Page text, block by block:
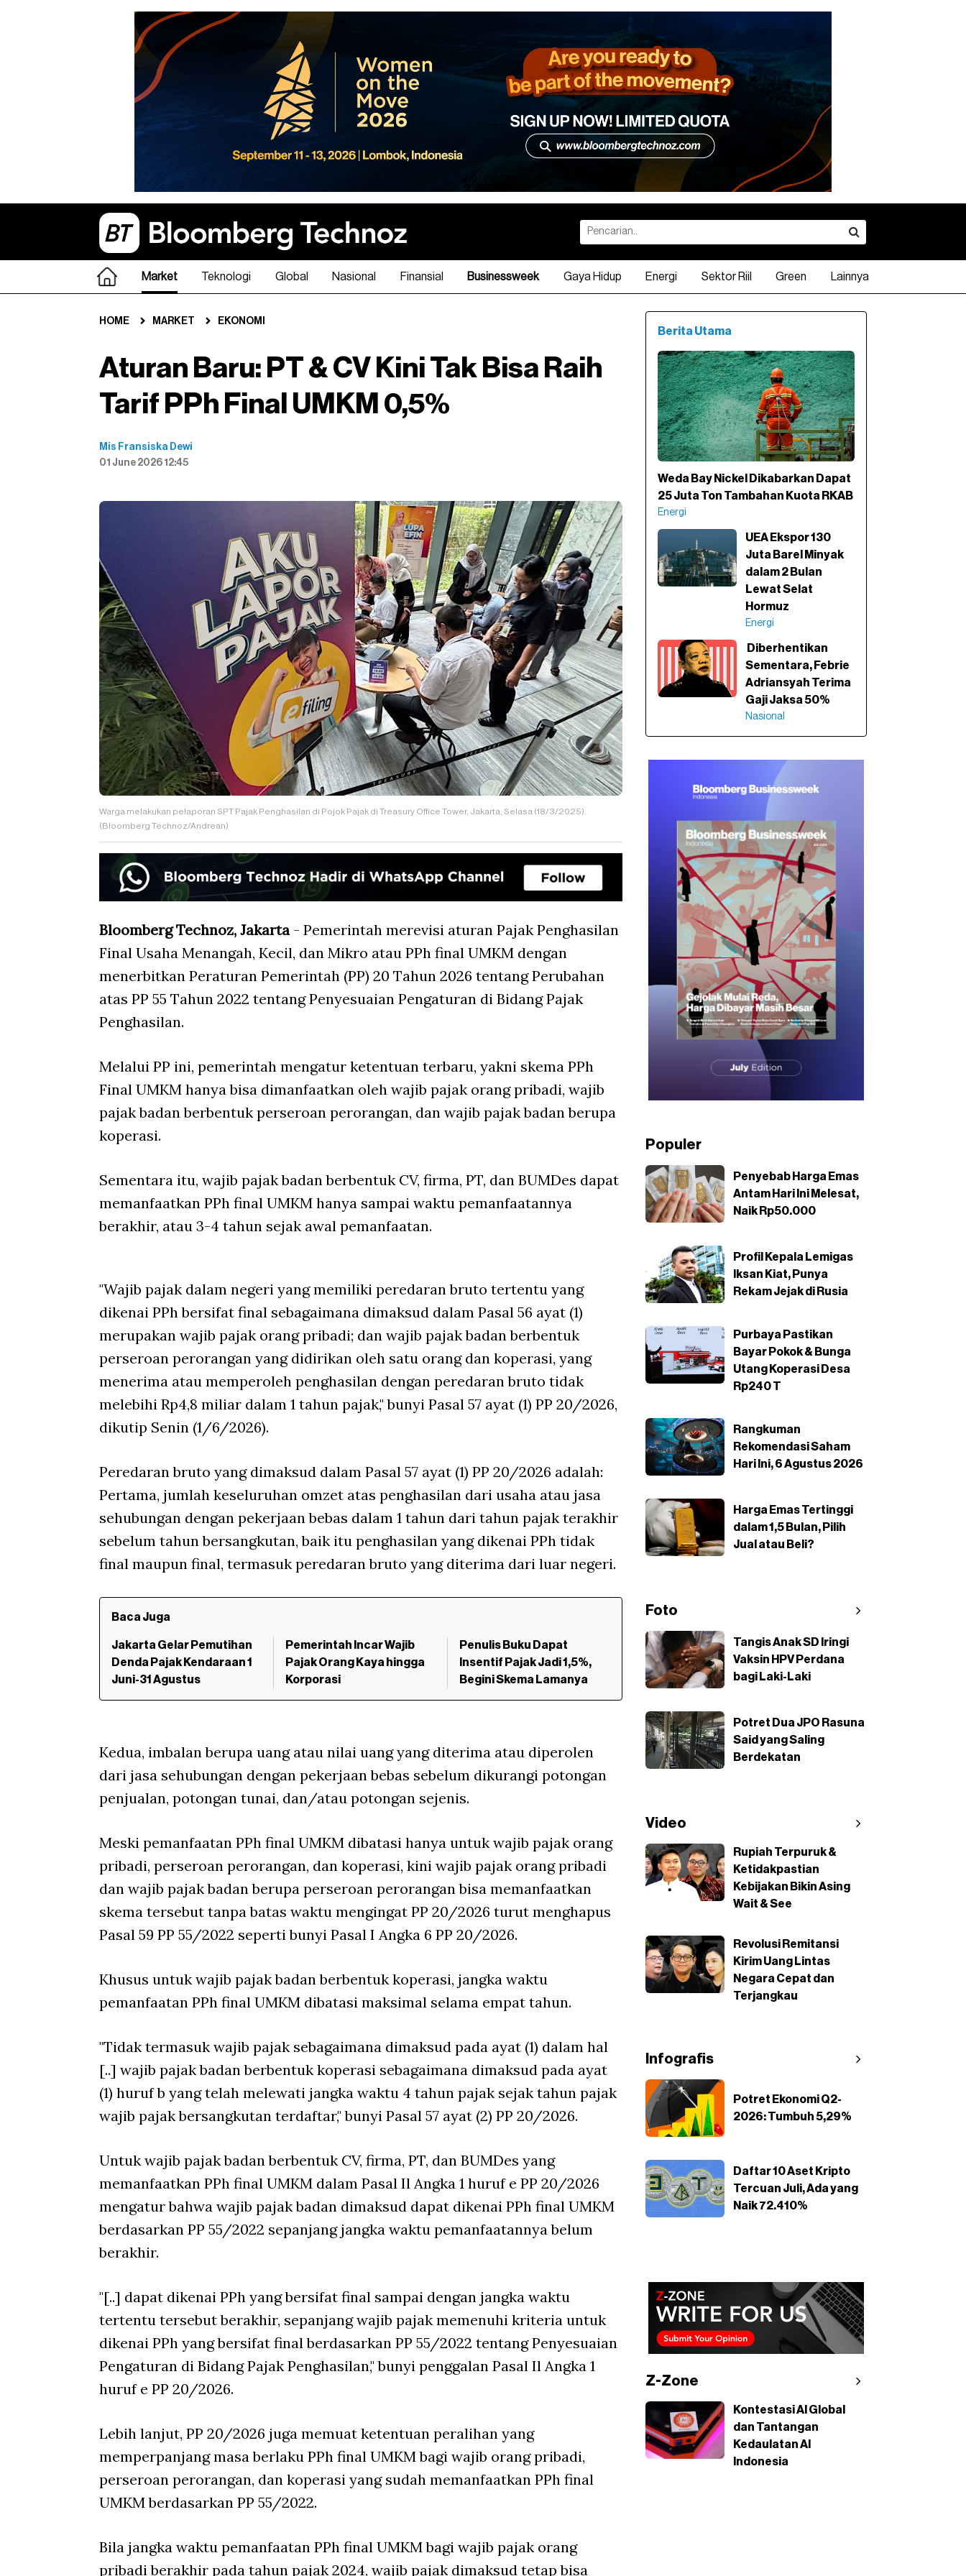
Market Teknologi Global Nasional Finansial Businessweek Gaya Hidup Energi Sektor Riil Green Lainnya
HOME MARKET EKONOMI
Aturan Baru: PT & CV Kini Tak Bisa Raih
Tarif PPh Final UMKM 0,5%
Mis Fransiska Dewi
01 June 2026 12:45
Warga melakukan pelaporan SPT Pajak Penghasilan di Pojok Pajak di Treasury Office Tower, Jakarta, Selasa (18/3/2025).
(Bloomberg Technoz/Andrean)
Bloomberg Technoz, Jakarta- Pemerintah merevisi aturan Pajak Penghasilan
Final Usaha Menangah, Kecil, dan Mikro atau PPh final UMKM dengan
menerbitkan Peraturan Pemerintah (PP) 20 Tahun 2026 tentang Perubahan
atas PP 55 Tahun 2022 tentang Penyesuaian Pengaturan di Bidang Pajak
Penghasilan.
Melalui PP ini, pemerintah mengatur ketentuan terbaru, yakni skema PPh
Final UMKM hanya bisa dimanfaatkan oleh wajib pajak orang pribadi, wajib
pajak badan berbentuk perseroan perorangan, dan wajib pajak badan berupa
koperasi.
Sementara itu, wajib pajak badan berbentuk CV, firma, PT, dan BUMDes dapat
memanfaatkan PPh final UMKM hanya sampai waktu pemanfaatannya
berakhir, atau 3-4 tahun sejak awal pemanfaatan.
"Wajib pajak dalam negeri yang memiliki peredaran bruto tertentu yang
dikenai PPh bersifat final sebagaimana dimaksud dalam Pasal 56 ayat (1)
merupakan wajib pajak orang pribadi; dan wajib pajak badan berbentuk
perseroan perorangan yang didirikan oleh satu orang dan koperasi, yang
menerima atau memperoleh penghasilan dengan peredaran bruto tidak
melebihi Rp4,8 miliar dalam 1 tahun pajak," bunyi Pasal 57 ayat (1) PP 20/2026,
dikutip Senin (1/6/2026).
Peredaran bruto yang dimaksud dalam Pasal 57 ayat (1) PP 20/2026 adalah:
Pertama, jumlah keseluruhan omzet atas penghasilan dari usaha atau jasa
sehubungan dengan pekerjaan bebas dalam 1 tahun dari tahun pajak terakhir
sebelum tahun bersangkutan, baik itu penghasilan yang dikenai PPh tidak
final maupun final, termasuk peredaran bruto yang diterima dari luar negeri.
Baca Juga
Jakarta Gelar Pemutihan
Denda Pajak Kendaraan 1
Juni-31 Agustus
Pemerintah Incar Wajib
Pajak Orang Kaya hingga
Korporasi
Penulis Buku Dapat
Insentif Pajak Jadi 1,5%,
Begini Skema Lamanya
Kedua, imbalan berupa uang atau nilai uang yang diterima atau diperolen
dari jasa sehubungan dengan pekerjaan bebas sebelum dikurangi potongan
penjualan, potongan tunai, dan/atau potongan sejenis.
Meski pemanfaatan PPh final UMKM dibatasi hanya untuk wajib pajak orang
pribadi, perseroan perorangan, dan koperasi, kini wajib pajak orang pribadi
dan wajib pajak badan berupa perseroan perorangan bisa memanfaatkan
skema tersebut tanpa batas waktu mengingat PP 20/2026 turut menghapus
Pasal 59 PP 55/2022 seperti bunyi Pasal I Angka 6 PP 20/2026.
Khusus untuk wajib pajak badan berbentuk koperasi, jangka waktu
pemanfaatan PPh final UMKM dibatasi maksimal selama empat tahun.
"Tidak termasuk wajib pajak sebagaimana dimaksud pada ayat (1) dalam hal
[..] wajib pajak badan berbentuk koperasi sebagaimana dimaksud pada ayat
(1) huruf b yang telah melewati jangka waktu 4 tahun pajak sejak tahun pajak
wajib pajak bersangkutan terdaftar," bunyi Pasal 57 ayat (2) PP 20/2026.
Untuk wajib pajak badan berbentuk CV, firma, PT, dan BUMDes yang
memanfaatkan PPh final UMKM dalam Pasal Il Angka 1 huruf e PP 20/2026
mengatur bahwa wajib pajak badan dimaksud dapat dikenai PPh final UMKM
berdasarkan PP 55/2022 sepanjang jangka waktu pemanfaatannya belum
berakhir.
"[..] dapat dikenai PPh yang bersifat final sampai dengan jangka waktu
tertentu tersebut berakhir, sepanjang wajib pajak memenuhi kriteria untuk
dikenai PPh yang bersifat final berdasarkan PP 55/2022 tentang Penyesuaian
Pengaturan di Bidang Pajak Penghasilan," bunyi penggalan Pasal Il Angka 1
huruf e PP 20/2026.
Lebih lanjut, PP 20/2026 juga memuat ketentuan peralihan yang
memperpanjang masa berlaku PPh final UMKM bagi wajib orang pribadi,
perseroan perorangan, dan koperasi yang sudah memanfaatkan PPh final
UMKM berdasarkan PP 55/2022.
Bila jangka waktu pemanfaatan PPh final UMKM bagi wajib pajak orang
pribadi berakhir pada tahun pajak 2024, wajib pajak dimaksud tetap bisa
Berita Utama
Weda Bay Nickel Dikabarkan Dapat
25 Juta Ton Tambahan Kuota RKAB
Energi
UEA Ekspor 130
Juta Barel Minyak
dalam 2 Bulan
Lewat Selat
Hormuz
Energi
Diberhentikan
Sementara, Febrie
Adriansyah Terima
Gaji Jaksa 50%
Nasional
Populer
Penyebab Harga Emas
Antam Hari Ini Melesat,
Naik Rp50.000
Profil Kepala Lemigas
Iksan Kiat, Punya
Rekam Jejak di Rusia
Purbaya Pastikan
Bayar Pokok & Bunga
Utang Koperasi Desa
Rp240 T
Rangkuman
Rekomendasi Saham
Hari Ini, 6 Agustus 2026
Harga Emas Tertinggi
dalam 1,5 Bulan, Pilih
Jual atau Beli?
Foto
Tangis Anak SD Iringi
Vaksin HPV Perdana
bagi Laki-Laki
Potret Dua JPO Rasuna
Said yang Saling
Berdekatan
Video
Rupiah Terpuruk &
Ketidakpastian
Kebijakan Bikin Asing
Wait & See
Revolusi Remitansi
Kirim Uang Lintas
Negara Cepat dan
Terjangkau
Infografis
Potret Ekonomi Q2-
2026: Tumbuh 5,29%
Daftar 10 Aset Kripto
Tercuan Juli, Ada yang
Naik 72.410%
Z-Zone
Kontestasi AI Global
dan Tantangan
Kedaulatan AI
Indonesia